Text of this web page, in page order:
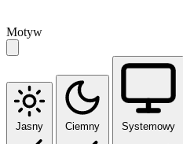
Motyw
Jasny Ciemny Systemowy